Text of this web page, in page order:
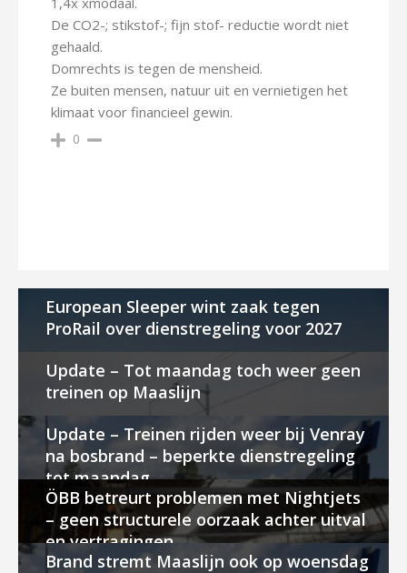
De CO2-; stikstof-; fijn stof- reductie wordt niet
gehaald.
Domrechts is tegen de mensheid.
Ze buiten mensen, natuur uit en vernietigen het
klimaat voor financieel gewin.
0
European Sleeper wint zaak tegen
ProRail over dienstregeling voor 2027
Update – Tot maandag toch weer geen
treinen op Maaslijn
Update – Treinen rijden weer bij Venray
na bosbrand – beperkte dienstregeling
tot maandag
ÖBB betreurt problemen met Nightjets
– geen structurele oorzaak achter uitval
en vertragingen
Brand stremt Maaslijn ook op woensdag